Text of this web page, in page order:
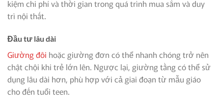
kiệm chi phí và thời gian trong quá trình mua sắm và duy
trì nội thất.
Đầu tư lâu dài
Giường đôi hoặc giường đơn có thể nhanh chóng trở nên
chật chội khi trẻ lớn lên. Ngược lại, giường tầng có thể sử
dụng lâu dài hơn, phù hợp với cả giai đoạn từ mẫu giáo
cho đến tuổi teen.